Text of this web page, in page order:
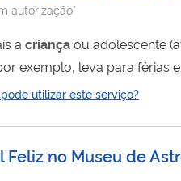
autorização"
a criançaou adolescente
e não traz de volta. A subtração internacional
em país diferente
utilizar este serviço?
no Museu de